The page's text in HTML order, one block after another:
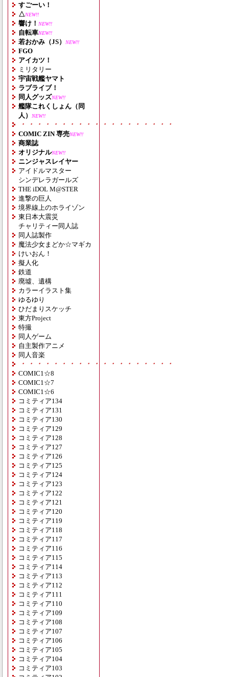
すごーい！
△NEW!!
響け！ NEW!!
自転車NEW!!
若おかみ（JS） NEW!!
FGO
アイカツ！
ミリタリー
宇宙戦艦ヤマト
ラブライブ！
同人グッズNEW!!
艦隊これくしょん（同
人）
NEW!!
・・・・・・・・・・・・・・・・・・・
COMIC ZIN 専売NEW!!
商業誌
オリジナルNEW!!
ニンジャスレイヤー
アイドルマスター
シンデレラガールズ
THE iDOL M@STER
進撃の巨人
境界線上のホライゾン
東日本大震災
チャリティー同人誌
同人誌製作
魔法少女まどか☆マギカ
けいおん！
擬人化
鉄道
廃墟、遺構
カラーイラスト集
ゆるゆり
ひだまりスケッチ
東方Project
特撮
同人ゲーム
自主製作アニメ
同人音楽
・・・・・・・・・・・・・・・・・・・
COMIC1☆8
COMIC1☆7
COMIC1☆6
コミティア134
コミティア131
コミティア130
コミティア129
コミティア128
コミティア127
コミティア126
コミティア125
コミティア124
コミティア123
コミティア122
コミティア121
コミティア120
コミティア119
コミティア118
コミティア117
コミティア116
コミティア115
コミティア114
コミティア113
コミティア112
コミティア111
コミティア110
コミティア109
コミティア108
コミティア107
コミティア106
コミティア105
コミティア104
コミティア103